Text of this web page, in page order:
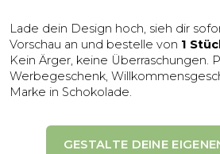
Lade dein Design hoch, sieh dir
Vorschau an und bestelle von 1
Kein Ärger, keine Überraschungen.
Werbegeschenk,
Marke in Schokolade.
GESTALTE DEINE